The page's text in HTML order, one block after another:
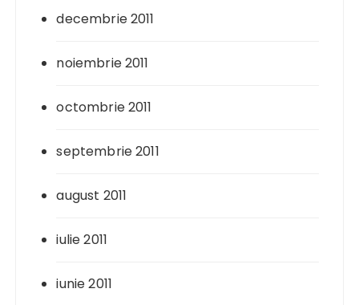
decembrie 2011
noiembrie 2011
octombrie 2011
septembrie 2011
august 2011
iulie 2011
iunie 2011